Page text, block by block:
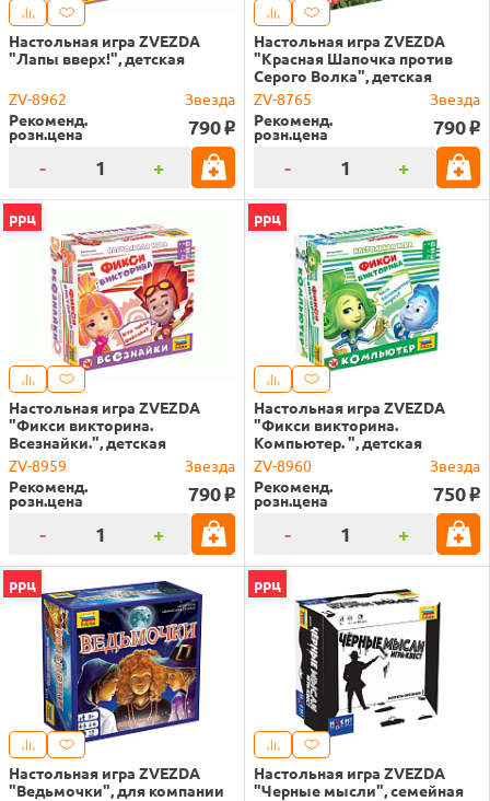
Настольная игра ZVEZDA
"Лапы вверх!", детская
ZV-8962
Звезда
Рекоменд.
розн.цена 790 o
- +
Настольная игра ZVEZDA
"Красная Шапочка против
Серого Волка", детская
ZV-8765
Звезда
Рекоменд.
розн.цена 790 o
- +
ррц
Настольная игра ZVEZDA
"Фикси викторина.
Всезнайки.", детская
ZV-8959
Звезда
Рекоменд.
розн.цена 790 o
- +
ррц
Настольная игра ZVEZDA
"Фикси викторина.
Компьютер. ", детская
ZV-8960
Звезда
Рекоменд.
розн.цена 750 o
- +
ррц
Настольная игра ZVEZDA
"Ведьмочки", для компании
ррц
Настольная игра ZVEZDA
"Черные мысли", семейная